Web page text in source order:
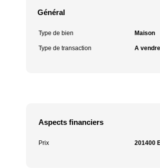
Général
Type de bien Maison
Type de transaction A vendre
Aspects financiers
Prix 201400